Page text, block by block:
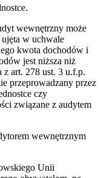
wewnętrzny może
w uchwale
kwota dochodów i
jest niższa niż
z art. 278 ust. 3 u.f.p.
przeprowadzany przez
czy
związane z audytem
wewnętrznym
Unii